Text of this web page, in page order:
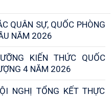
QUÂN SỰ, QUỐC PHÒNG
NĂM 2026
KIẾN THỨC QUỐC
4 NĂM 2026
NGHỊ TỔNG KẾT THỰC